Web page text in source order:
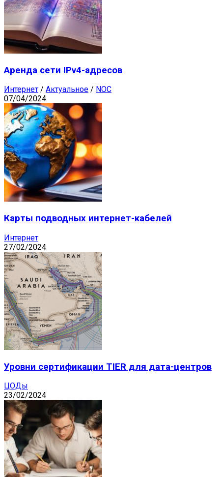
Аренда сети IPv4-адресов
Интернет / Актуальное / NOC
07/04/2024
Карты подводных интернет-кабелей
Интернет
27/02/2024
Уровни сертификации TIER для дата-центров
ЦОДы
23/02/2024